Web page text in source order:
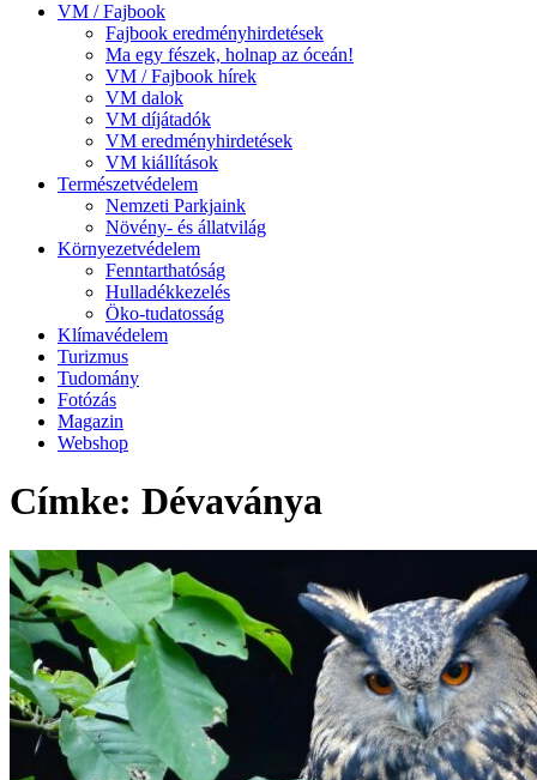
VM / Fajbook
Fajbook eredményhirdetések
Ma egy fészek, holnap az óceán!
VM / Fajbook hírek
VM dalok
VM díjátadók
VM eredményhirdetések
VM kiállítások
Természetvédelem
Nemzeti Parkjaink
Növény- és állatvilág
Környezetvédelem
Fenntarthatóság
Hulladékkezelés
Öko-tudatosság
Klímavédelem
Turizmus
Tudomány
Fotózás
Magazin
Webshop
Címke: Dévaványa